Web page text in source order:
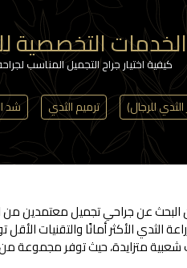
الخدمات التخصصية
كيفية اختيار جراح التجميل المناسب
للرجال) ترميم الثدي شد
البحث عن جراحي تجميل
الثدي الأكثر أمانًا والتقنيات
متزايدة، حيث توفر مجموعة